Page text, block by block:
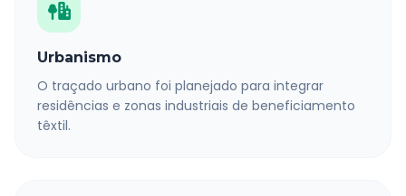
Urbanismo
O traçado urbano foi planejado para integrar
residências e zonas industriais de beneficiamento
têxtil.